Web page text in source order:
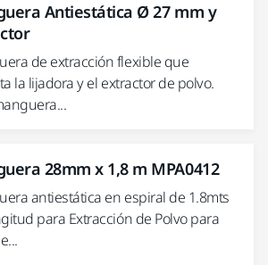
Antiestática Ø 27 mm y
de extracción flexible que
la lijadora y el extractor de polvo.
28mm x 1,8 m MPA0412
antiestática en espiral de 1.8mts
para Extracción de Polvo para